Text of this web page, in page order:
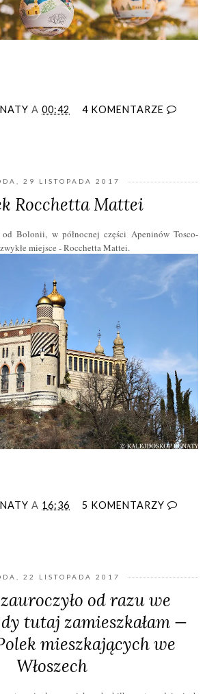
A 00:42 4 KOMENTARZE
29 LISTOPADA 2017
Rocchetta Mattei
Bolonii, w północnej części Apeninów Tosco-
miejsce - Rocchetta Mattei.
A 16:36 5 KOMENTARZY
22 LISTOPADA 2017
od razu we
tutaj zamieszkałam —
mieszkających we
Włoszech